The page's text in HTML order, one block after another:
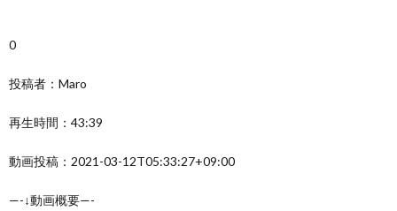
0
投稿者：Maro
再生時間：43:39
動画投稿：2021-03-12T05:33:27+09:00
—-↓動画概要—-